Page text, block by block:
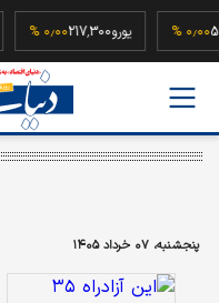
یورو217,300
پنجشنبه، ۰۷ خرداد ۱۴۰۵